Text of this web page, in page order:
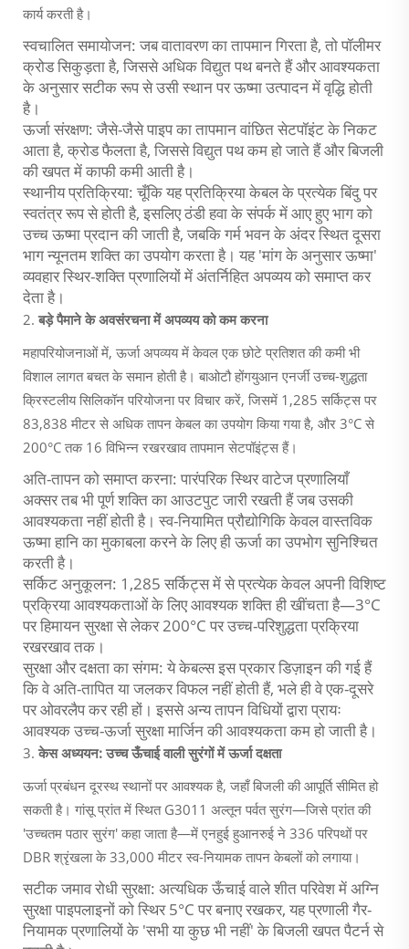
कार्य करती है।
स्वचालित समायोजन: जब वातावरण का तापमान गिरता है, तो पॉलीमर
क्रोड सिकुड़ता है, जिससे अधिक विद्युत पथ बनते हैं और आवश्यकता
के अनुसार सटीक रूप से उसी स्थान पर ऊष्मा उत्पादन में वृद्धि होती
है।
ऊर्जा संरक्षण: जैसे-जैसे पाइप का तापमान वांछित सेटपॉइंट के निकट
आता है, क्रोड फैलता है, जिससे विद्युत पथ कम हो जाते हैं और बिजली
की खपत में काफी कमी आती है।
स्थानीय प्रतिक्रिया: चूँकि यह प्रतिक्रिया केबल के प्रत्येक बिंदु पर
स्वतंत्र रूप से होती है, इसलिए ठंडी हवा के संपर्क में आए हुए भाग को
उच्च ऊष्मा प्रदान की जाती है, जबकि गर्म भवन के अंदर स्थित दूसरा
भाग न्यूनतम शक्ति का उपयोग करता है। यह 'मांग के अनुसार ऊष्मा'
व्यवहार स्थिर-शक्ति प्रणालियों में अंतर्निहित अपव्यय को समाप्त कर
देता है।
2. बड़े पैमाने के अवसंरचना में अपव्यय को कम करना
महापरियोजनाओं में, ऊर्जा अपव्यय में केवल एक छोटे प्रतिशत की कमी भी
विशाल लागत बचत के समान होती है। बाओटौ होंगयुआन एनर्जी उच्च-शुद्धता
क्रिस्टलीय सिलिकॉन परियोजना पर विचार करें, जिसमें 1,285 सर्किट्स पर
83,838 मीटर से अधिक तापन केबल का उपयोग किया गया है, और 3°C से
200°C तक 16 विभिन्न रखरखाव तापमान सेटपॉइंट्स हैं।
अति-तापन को समाप्त करना: पारंपरिक स्थिर वाटेज प्रणालियाँ
अक्सर तब भी पूर्ण शक्ति का आउटपुट जारी रखती हैं जब उसकी
आवश्यकता नहीं होती है। स्व-नियामित प्रौद्योगिकि केवल वास्तविक
ऊष्मा हानि का मुकाबला करने के लिए ही ऊर्जा का उपभोग सुनिश्चित
करती है।
सर्किट अनुकूलन: 1,285 सर्किट्स में से प्रत्येक केवल अपनी विशिष्ट
प्रक्रिया आवश्यकताओं के लिए आवश्यक शक्ति ही खींचता है—3°C
पर हिमायन सुरक्षा से लेकर 200°C पर उच्च-परिशुद्धता प्रक्रिया
रखरखाव तक।
सुरक्षा और दक्षता का संगम: ये केबल्स इस प्रकार डिज़ाइन की गई हैं
कि वे अति-तापित या जलकर विफल नहीं होती हैं, भले ही वे एक-दूसरे
पर ओवरलैप कर रही हों। इससे अन्य तापन विधियों द्वारा प्रायः
आवश्यक उच्च-ऊर्जा सुरक्षा मार्जिन की आवश्यकता कम हो जाती है।
3. केस अध्ययन: उच्च ऊँचाई वाली सुरंगों में ऊर्जा दक्षता
ऊर्जा प्रबंधन दूरस्थ स्थानों पर आवश्यक है, जहाँ बिजली की आपूर्ति सीमित हो
सकती है। गांसू प्रांत में स्थित G3011 अल्तून पर्वत सुरंग—जिसे प्रांत की
'उच्चतम पठार सुरंग' कहा जाता है—में एनहुई हुआनरुई ने 336 परिपथों पर
DBR श्रृंखला के 33,000 मीटर स्व-नियामक तापन केबलों को लगाया।
सटीक जमाव रोधी सुरक्षा: अत्यधिक ऊँचाई वाले शीत परिवेश में अग्नि
सुरक्षा पाइपलाइनों को स्थिर 5°C पर बनाए रखकर, यह प्रणाली गैर-
नियामक प्रणालियों के 'सभी या कुछ भी नहीं' के बिजली खपत पैटर्न से